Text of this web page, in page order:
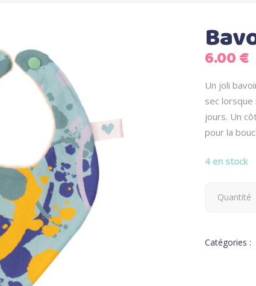
les boîtes
les
les
6.00€
Un joli
sec
jours. Un
pour la
4 en stock
Bavoir
Encres
Quantité
Catégories :